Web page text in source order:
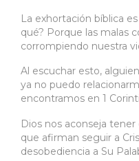
La exhortación bíblica
qué? Porque las malas
corrompiendo nuestra
Al escuchar esto,
ya no puedo
encontramos en 1
Dios nos aconseja
que afirman seguir a
desobediencia a Su